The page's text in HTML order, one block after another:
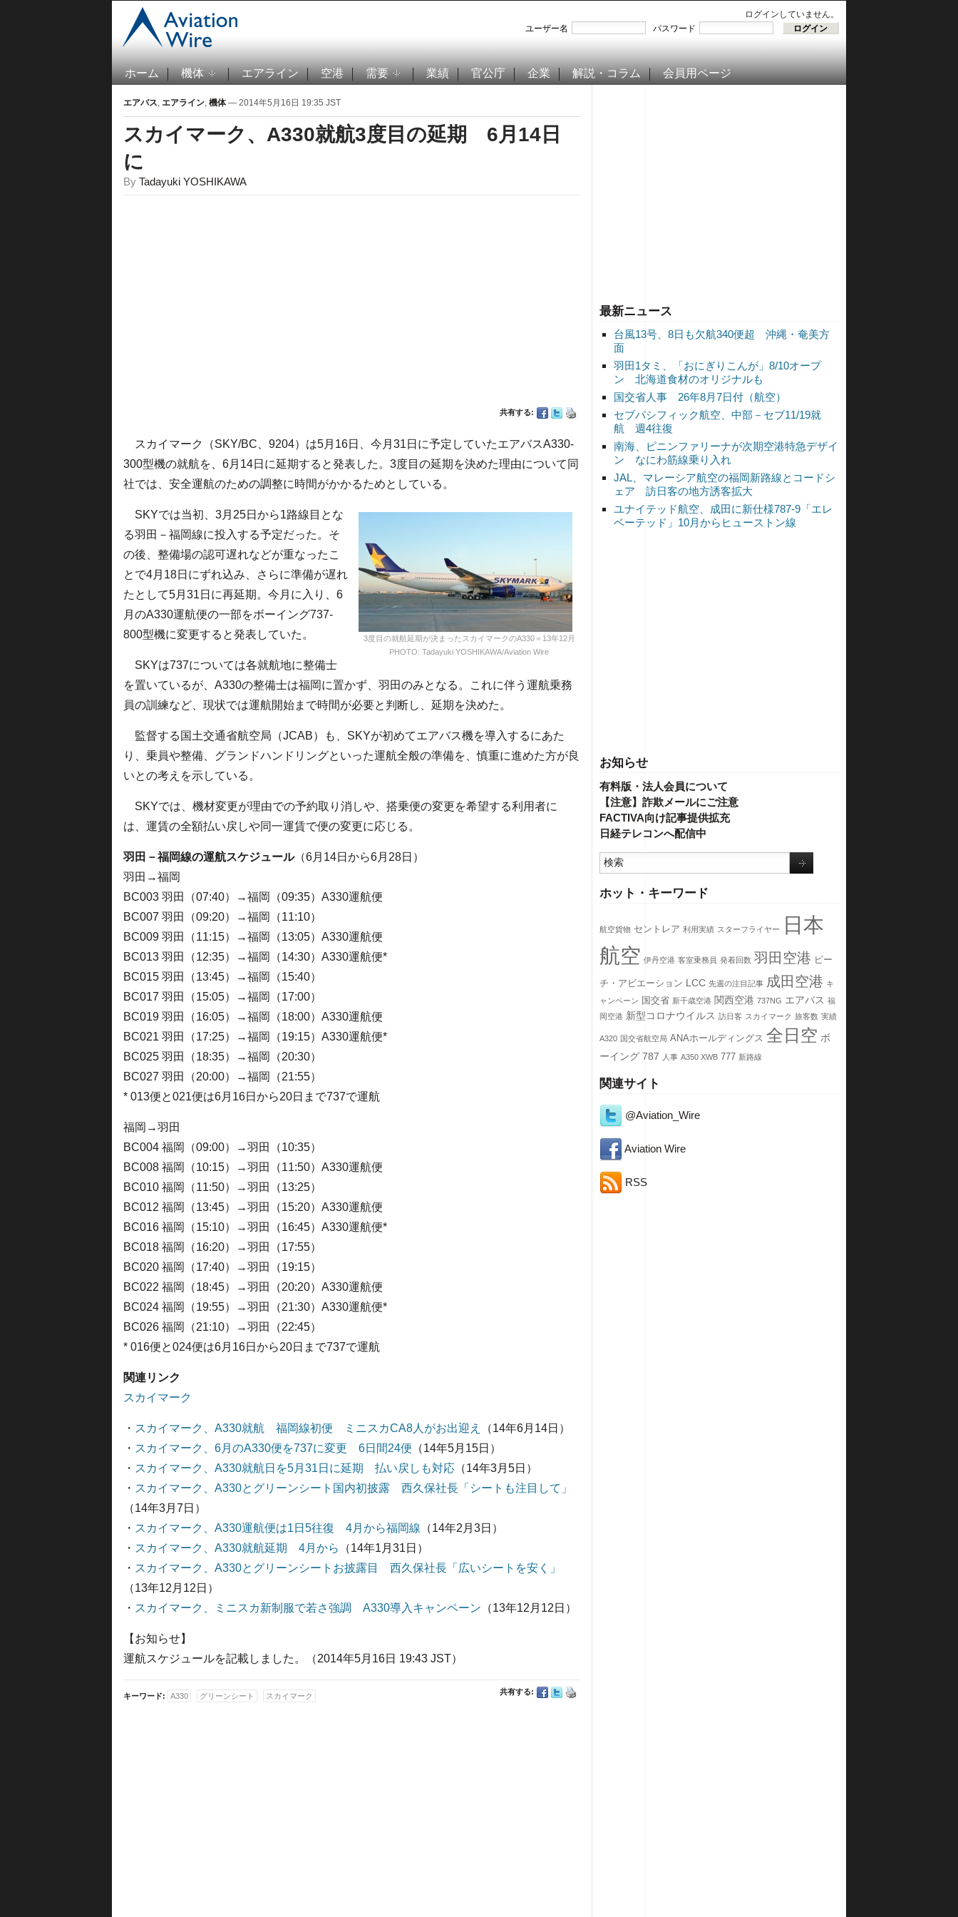
ログインしていません。
ユーザー名
パスワード
ホーム 機体 エアライン 空港 需要 業績 官公庁 企業 解説・コラム 会員用ページ
最新ニュース
台風13号、8日も欠航340便超 沖縄・奄美方
面
羽田1タミ、「おにぎりこんが」8/10オープ
ン 北海道食材のオリジナルも
国交省人事 26年8月7日付（航空）
セブパシフィック航空、中部－セブ11/19就
航 週4往復
南海、ピニンファリーナが次期空港特急デザイ
ン なにわ筋線乗り入れ
JAL、マレーシア航空の福岡新路線とコードシ
ェア 訪日客の地方誘客拡大
ユナイテッド航空、成田に新仕様787-9「エレ
ベーテッド」10月からヒューストン線
お知らせ
有料版・法人会員について
【注意】詐欺メールにご注意
FACTIVA向け記事提供拡充
日経テレコンへ配信中
ホット・キーワード
航空貨物 セントレア 利用実績 スターフライヤー
日本
航空 伊丹空港 客室乗務員 発着回数 羽田空港 ピー
チ・アビエーション LCC 先週の注目記事 成田空港 キ
ャンペーン 国交省 新千歳空港 関西空港 737NG エアバス 福
岡空港 新型コロナウイルス 訪日客 スカイマーク 旅客数 実績
A320 国交省航空局 ANAホールディングス 全日空 ボ
ーイング 787 人事 A350 XWB 777 新路線
関連サイト
@Aviation_Wire
Aviation Wire
RSS
エアバス, エアライン, 機体— 2014年5月16日 19:35 JST
スカイマーク、A330就航3度目の延期 6月14日
に
By Tadayuki YOSHIKAWA
共有する:
スカイマーク（SKY/BC、9204）は5月16日、今月31日に予定していたエアバスA330-
300型機の就航を、6月14日に延期すると発表した。3度目の延期を決めた理由について同
社では、安全運航のための調整に時間がかかるためとしている。
3度目の就航延期が決まったスカイマークのA330＝13年12月
PHOTO: Tadayuki YOSHIKAWA/Aviation Wire
SKYでは当初、3月25日から1路線目とな
る羽田－福岡線に投入する予定だった。そ
の後、整備場の認可遅れなどが重なったこ
とで4月18日にずれ込み、さらに準備が遅れ
たとして5月31日に再延期。今月に入り、6
月のA330運航便の一部をボーイング737-
800型機に変更すると発表していた。
SKYは737については各就航地に整備士
を置いているが、A330の整備士は福岡に置かず、羽田のみとなる。これに伴う運航乗務
員の訓練など、現状では運航開始まで時間が必要と判断し、延期を決めた。
監督する国土交通省航空局（JCAB）も、SKYが初めてエアバス機を導入するにあた
り、乗員や整備、グランドハンドリングといった運航全般の準備を、慎重に進めた方が良
いとの考えを示している。
SKYでは、機材変更が理由での予約取り消しや、搭乗便の変更を希望する利用者に
は、運賃の全額払い戻しや同一運賃で便の変更に応じる。
羽田－福岡線の運航スケジュール（6月14日から6月28日）
羽田→福岡
BC003 羽田（07:40）→福岡（09:35）A330運航便
BC007 羽田（09:20）→福岡（11:10）
BC009 羽田（11:15）→福岡（13:05）A330運航便
BC013 羽田（12:35）→福岡（14:30）A330運航便*
BC015 羽田（13:45）→福岡（15:40）
BC017 羽田（15:05）→福岡（17:00）
BC019 羽田（16:05）→福岡（18:00）A330運航便
BC021 羽田（17:25）→福岡（19:15）A330運航便*
BC025 羽田（18:35）→福岡（20:30）
BC027 羽田（20:00）→福岡（21:55）
* 013便と021便は6月16日から20日まで737で運航
福岡→羽田
BC004 福岡（09:00）→羽田（10:35）
BC008 福岡（10:15）→羽田（11:50）A330運航便
BC010 福岡（11:50）→羽田（13:25）
BC012 福岡（13:45）→羽田（15:20）A330運航便
BC016 福岡（15:10）→羽田（16:45）A330運航便*
BC018 福岡（16:20）→羽田（17:55）
BC020 福岡（17:40）→羽田（19:15）
BC022 福岡（18:45）→羽田（20:20）A330運航便
BC024 福岡（19:55）→羽田（21:30）A330運航便*
BC026 福岡（21:10）→羽田（22:45）
* 016便と024便は6月16日から20日まで737で運航
関連リンク
スカイマーク
・ スカイマーク、A330就航 福岡線初便 ミニスカCA8人がお出迎え
（14年6月14日）
・ スカイマーク、6月のA330便を737に変更 6日間24便 （14年5月15日）
・ スカイマーク、A330就航日を5月31日に延期 払い戻しも対応 （14年3月5日）
・ スカイマーク、A330とグリーンシート国内初披露 西久保社長「シートも注目して」
（14年3月7日）
・ スカイマーク、A330運航便は1日5往復 4月から福岡線 （14年2月3日）
・ スカイマーク、A330就航延期 4月から
（14年1月31日）
・ スカイマーク、A330とグリーンシートお披露目 西久保社長「広いシートを安く」
（13年12月12日）
・ スカイマーク、ミニスカ新制服で若さ強調 A330導入キャンペーン （13年12月12日）
【お知らせ】
運航スケジュールを記載しました。（2014年5月16日 19:43 JST）
共有する:
キーワード: A330 グリーンシート スカイマーク